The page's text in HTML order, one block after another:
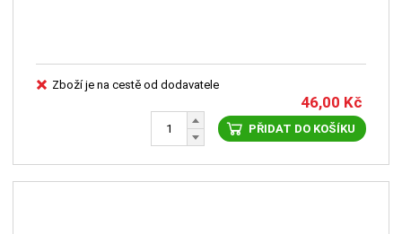
Zboží je na cestě od dodavatele
46,00 Kč
PŘIDAT DO KOŠÍKU